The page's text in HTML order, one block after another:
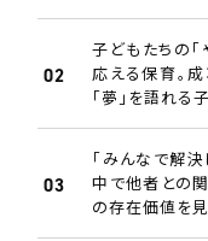
子どもたちの
応える保育。
「夢」を語れる
「みんなで解
中で他者との
の存在価値を